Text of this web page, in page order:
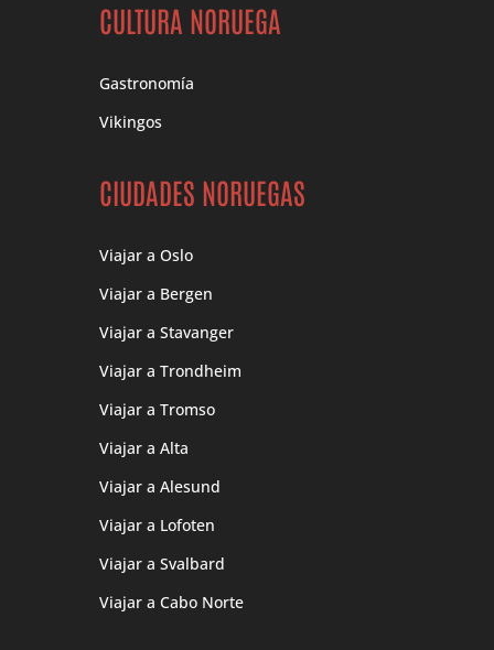
CULTURA NORUEGA
Gastronomía
Vikingos
CIUDADES NORUEGAS
Viajar a Oslo
Viajar a Bergen
Viajar a Stavanger
Viajar a Trondheim
Viajar a Tromso
Viajar a Alta
Viajar a Alesund
Viajar a Lofoten
Viajar a Svalbard
Viajar a Cabo Norte